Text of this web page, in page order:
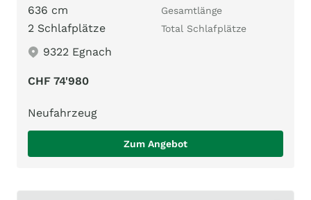
636 cm Gesamtlänge
2 Schlafplätze Total Schlafplätze
9322 Egnach
CHF 74'980
Neufahrzeug
Zum Angebot